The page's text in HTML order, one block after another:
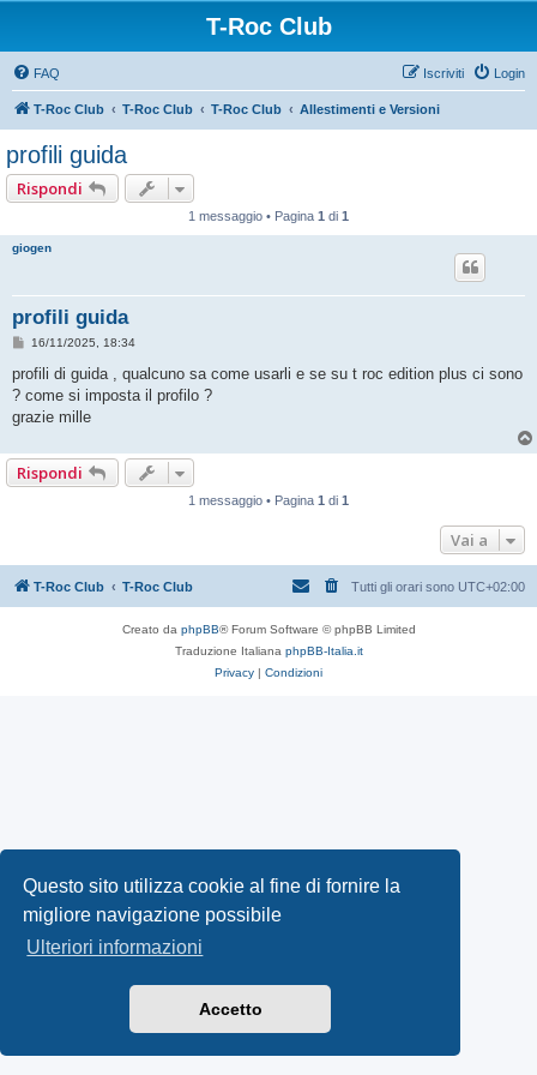
Questo sito utilizza cookie al fine di fornire la
migliore navigazione possibile
Ulteriori informazioni
Accetto
T-Roc Club
FAQ Login
Iscriviti
T-Roc Club T-Roc Club T-Roc Club Allestimenti e Versioni
profili guida
Rispondi
1 messaggio • Pagina 1 di 1
giogen
profili guida
M
s
a
g
o
16/11/2025, 18:34
profili di guida , qualcuno sa come usarli e se su t roc edition plus ci sono
? come si imposta il profilo ?
grazie mille
Rispondi
1 messaggio • Pagina 1 di 1
Vai a
T-Roc Club T-Roc Club Tutti gli orari sono UTC+02:00
Creato da phpBB® Forum Software © phpBB Limited
Traduzione Italiana phpBB-Italia.it
Privacy | Condizioni